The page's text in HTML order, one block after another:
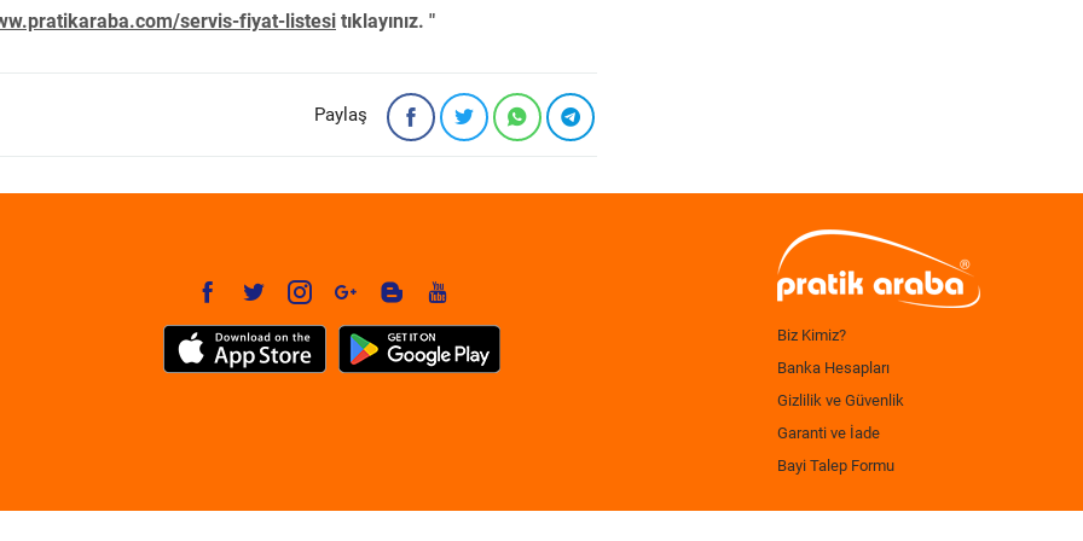
servis-fiyat-listesi tıklayınız. "
Paylaş
Biz Kimiz?
Banka Hesapları
Gizlilik ve Güvenlik
Garanti ve İade
Bayi Talep Formu